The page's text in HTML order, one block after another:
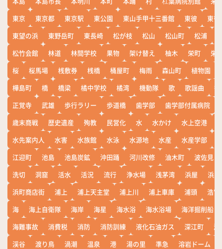
東京
東京都 東京駅 東公園 東山手甲十三番館 東彼
東彼
東望の浜
東野岳町 東長崎 松が枝 松山 松山町 松浦
松竹会館
林道 林間学校 果物 架け替え 柚木 栄町
栄
桜
桜馬場 桟敷券 桟橋 桶屋町 梅雨 森山町 植物園
樺島町
橋 橋梁 橘中学校 橘湾 機動隊 歌 歌謡曲
正覚寺
武雄 歩行ラリー 歩道橋 歯学部 歯学部付属病院
歳末商戦
歴史遺産 殉教 民営化 水 水かけ 水上空港
水先案内人
水害 水族館 水泳 水源地 水産 水産学部
江迎町
池島 池島炭鉱 沖田踊 河川改修 油木町
波佐見
洗切
洞窟 活水 活況 流行 浄水場 浅茅湾 浜屋
浜
浜町商店街
浦上 浦上天主堂 浦上川 浦上車庫 浦頭
浩宮
海
海上自衛隊 海岸 海星 海水浴 海水浴場
海洋掘削船
海難事故
消費税 消防 消防訓練 液化石油ガス 深江町
淵
渓谷
渡り鳥 渦潮 温泉 港 湯の里 準急 溶岩ドーム